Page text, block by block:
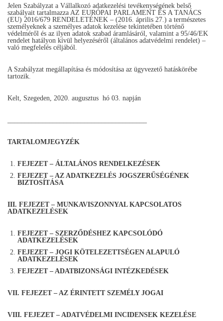
Jelen Szabályzat a Vállalkozó adatkezelési tevékenységének belső
szabályait tartalmazza AZ EURÓPAI PARLAMENT ÉS A TANÁCS
(EU) 2016/679 RENDELETÉNEK – (2016. április 27.) a természetes
személyeknek a személyes adatok kezelése tekintetében történő
védelméről és az ilyen adatok szabad áramlásáról, valamint a 95/46/EK
rendelet hatályon kívül helyezéséről (általános adatvédelmi rendelet) –
való megfelelés céljából.
A Szabályzat megállapítása és módosítása az ügyvezető hatáskörébe
tartozik.
Kelt, Szegeden, 2020. augusztus hó 03. napján
TARTALOMJEGYZÉK
FEJEZET – ÁLTALÁNOS RENDELKEZÉSEK
FEJEZET – AZ ADATKEZELÉS JOGSZERŰSÉGÉNEK
BIZTOSÍTÁSA
III. FEJEZET – MUNKAVISZONNYAL KAPCSOLATOS
ADATKEZELÉSEK
FEJEZET – SZERZŐDÉSHEZ KAPCSOLÓDÓ
ADATKEZELÉSEK
FEJEZET – JOGI KÖTELEZETTSÉGEN ALAPULÓ
ADATKEZELÉSEK
FEJEZET – ADATBIZONSÁGI INTÉZKEDÉSEK
VII. FEJEZET – AZ ÉRINTETT SZEMÉLY JOGAI
VIII. FEJEZET – ADATVÉDELMI INCIDENSEK KEZELÉSE